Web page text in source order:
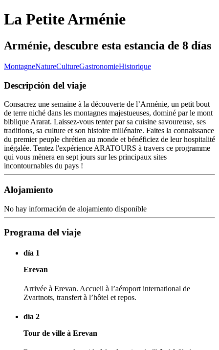
La Petite Arménie
Arménie, descubre esta estancia de 8 días
MontagneNatureCultureGastronomieHistorique
Descripción del viaje
Consacrez une semaine à la découverte de l’Arménie, un petit bout
de terre niché dans les montagnes majestueuses, dominé par le mont
biblique Ararat. Laissez-vous tenter par sa cuisine savoureuse, ses
traditions, sa culture et son histoire millénaire. Faites la connaissance
du premier peuple chrétien au monde et bénéficiez de leur hospitalité
inégalée. Tentez l'expérience ARATOURS à travers ce programme
qui vous mènera en sept jours sur les principaux sites
incontournables du pays !
Alojamiento
No hay información de alojamiento disponible
Programa del viaje
día 1
Erevan
Arrivée à Erevan. Accueil à l’aéroport international de
Zvartnots, transfert à l’hôtel et repos.
día 2
Tour de ville à Erevan